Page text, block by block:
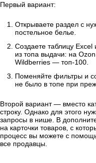
Первый вариант:
Открываете раздел с
постельное белье.
Создаете таблицу
из топа выдачи: на
Wildberries — топ-100.
Поменяйте фильтры и
не было в топе при
Второй вариант — вместо
строку. Однако для этого
запросы в нише. В
на карточки товаров, с
процесс вы можете с
все продавцы.